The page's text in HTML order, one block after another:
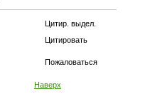
Цитир. выдел.
Цитировать
Пожаловаться
Наверх